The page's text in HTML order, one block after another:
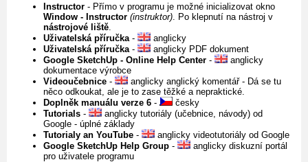
Instructor - Přímo v programu je možné inicializovat okno
Window - Instructor (instruktor) . Po klepnutí na nástroj v
nástrojové liště
Uživatelská příručka -
anglicky
Uživatelská příručka -
anglicky PDF dokument
Google SketchUp - Online Help Center -
anglicky
dokumentace výrobce
Videoučebnice -
anglicky anglický komentář - Dá se tu
něco odkoukat, ale je to zase těžké a nepraktické.
Doplněk manuálu verze 6 -
česky
Tutorials -
anglicky tutoriály (učebnice, návody) od
Google - úplné základy
Tutorialy an YouTube -
anglicky videotutoriály od Google
Google SketchUp Help Group -
anglicky diskuzní portál
pro uživatele programu